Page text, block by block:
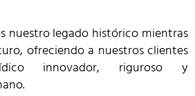
nuestro legado histórico mientras
ofreciendo a nuestros clientes
innovador, riguroso y